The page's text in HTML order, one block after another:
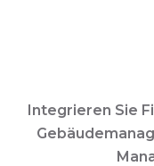
Integrieren Sie